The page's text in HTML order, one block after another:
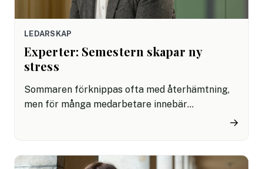
LEDARSKAP
Experter: Semestern skapar ny
stress
Sommaren förknippas ofta med återhämtning,
men för många medarbetare innebär
kraftigt de senaste åren.
→